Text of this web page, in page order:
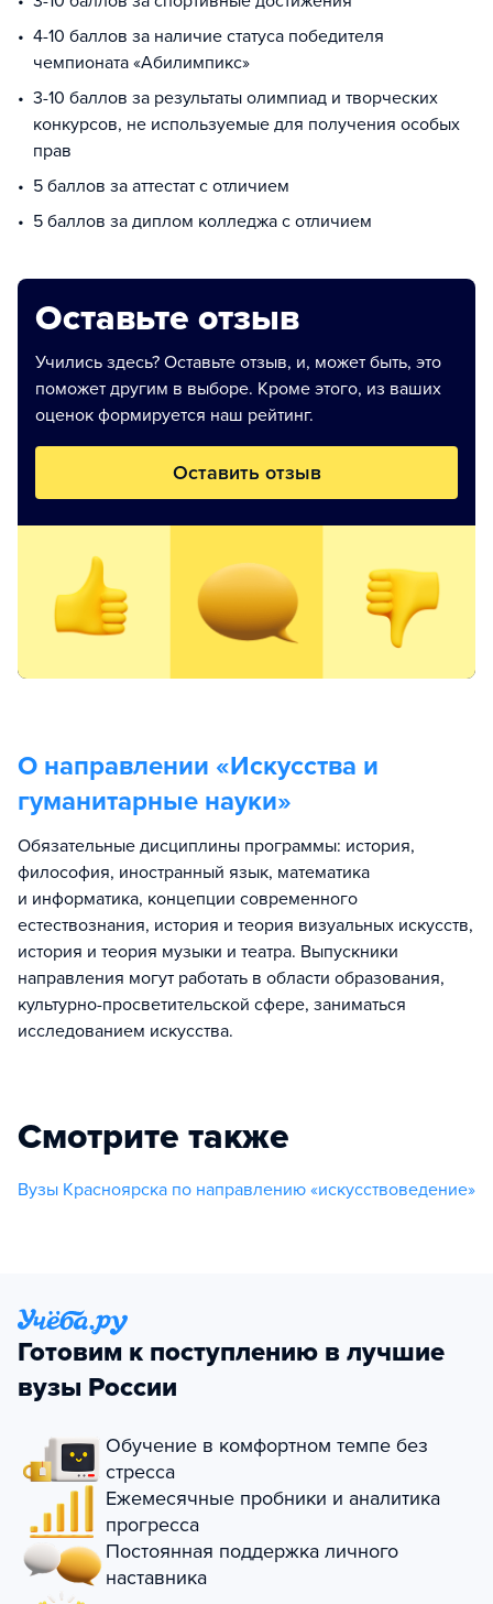
4-10 баллов за наличие статуса победителя
чемпионата «Абилимпикс»
3-10 баллов за результаты олимпиад и творческих
конкурсов, не используемые для получения особых
прав
5 баллов за аттестат с отличием
5 баллов за диплом колледжа с отличием
Оставьте отзыв
Учились здесь? Оставьте отзыв, и, может быть, это
поможет другим в выборе. Кроме этого, из ваших
оценок формируется наш рейтинг.
Оставить отзыв
О направлении «Искусства и
гуманитарные науки»
Обязательные дисциплины программы: история,
философия, иностранный язык, математика
и информатика, концепции современного
естествознания, история и теория визуальных искусств,
история и теория музыки и театра. Выпускники
направления могут работать в области образования,
культурно-просветительской сфере, заниматься
исследованием искусства.
Смотрите также
Вузы Красноярска по направлению «искусствоведение»
Готовим к поступлению в лучшие
вузы России
Обучение в комфортном темпе без
стресса
Ежемесячные пробники и аналитика
прогресса
Постоянная поддержка личного
наставника